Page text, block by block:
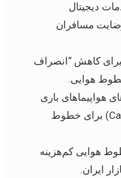
دیجیتال
مسافران
برای کاهش “انصراف
هواپیماهای باری
بدون سرنشین (Cargo UAVs) برای خطوط
هوایی کم‌هزینه